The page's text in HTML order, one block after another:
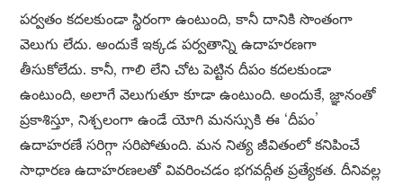
పర్వతం కదలకుండా స్థిరంగా ఉంటుంది, కానీ దానికి సొంతంగా
వెలుగు లేదు. అందుకే ఇక్కడ పర్వతాన్ని ఉదాహరణగా
తీసుకోలేదు. కానీ, గాలి లేని చోట పెట్టిన దీపం కదలకుండా
ఉంటుంది, అలాగే వెలుగుతూ కూడా ఉంటుంది. అందుకే, జ్ఞానంతో
ప్రకాశిస్తూ, నిశ్చలంగా ఉండే యోగి మనస్సుకి ఈ ‘దీపం’
ఉదాహరణే సరిగ్గా సరిపోతుంది. మన నిత్య జీవితంలో కనిపించే
సాధారణ ఉదాహరణలతో వివరించడం భగవద్గీత ప్రత్యేకత. దీనివల్ల